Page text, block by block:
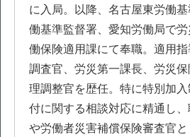
に入局。以降、名古屋東労働
働基準監督署、愛知労働局で
働保険適用課にて奉職。適用
調査官、労災第一課長、労災
理調整官を歴任。特に特別加
付に関する相談対応に精通し
や労働者災害補償保険審査官